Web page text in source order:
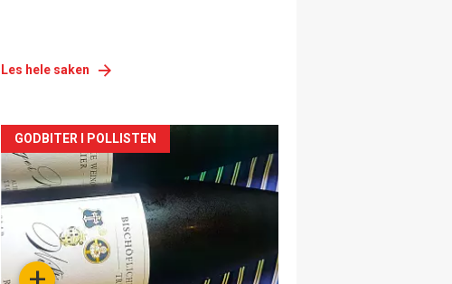
Les hele saken
Forsiden
akkurat
nå
GODBITER I POLLISTEN